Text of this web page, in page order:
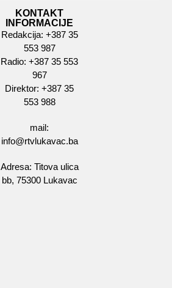
KONTAKT
INFORMACIJE
Redakcija: +387 35
553 987
Radio: +387 35 553
967
Direktor: +387 35
553 988
mail:
info@rtvlukavac.ba
Adresa: Titova ulica
bb, 75300 Lukavac